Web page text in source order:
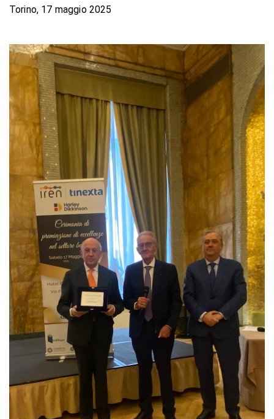
Torino, 17 maggio 2025